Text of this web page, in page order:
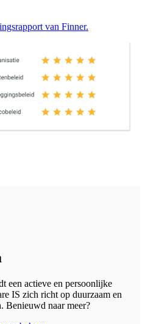
van Finner.
een actieve en persoonlijke
IS zich richt op duurzaam en
Benieuwd naar meer?